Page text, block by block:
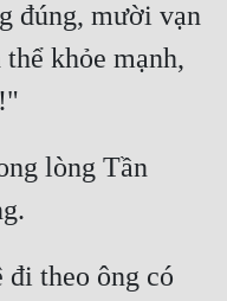
đúng, mười vạn
khỏe mạnh,
lòng Tần
theo ông có